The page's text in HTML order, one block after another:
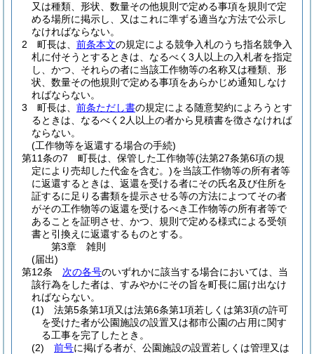
又は種類、形状、数量その他規則で定める事項を規則で定
める場所に掲示し、又はこれに準ずる適当な方法で公示し
なければならない。
2
町長は、 前条本文の規定による競争入札のうち指名競争入
札に付そうとするときは、なるべく3人以上の入札者を指定
し、かつ、それらの者に当該工作物等の名称又は種類、形
状、数量その他規則で定める事項をあらかじめ通知しなけ
ればならない。
3
町長は、 前条ただし書の規定による随意契約によろうとす
るときは、なるべく2人以上の者から見積書を徴さなければ
ならない。
(工作物等を返還する場合の手続)
第11条の7
町長は、保管した工作物等(法第27条第6項の規
定により売却した代金を含む。)を当該工作物等の所有者等
に返還するときは、返還を受ける者にその氏名及び住所を
証するに足りる書類を提示させる等の方法によつてその者
がその工作物等の返還を受けるべき工作物等の所有者等で
あることを証明させ、かつ、規則で定める様式による受領
書と引換えに返還するものとする。
第3章
雑則
(届出)
第12条
次の各号のいずれかに該当する場合においては、当
該行為をした者は、すみやかにその旨を町長に届け出なけ
ればならない。
(1)
法第5条第1項又は法第6条第1項若しくは第3項の許可
を受けた者が公園施設の設置又は都市公園の占用に関す
る工事を完了したとき。
(2)
前号に掲げる者が、公園施設の設置若しくは管理又は